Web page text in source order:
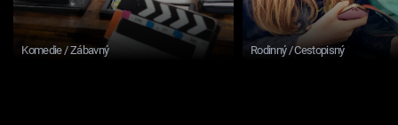
Komedie / Zábavný Rodinný / Cestopisný